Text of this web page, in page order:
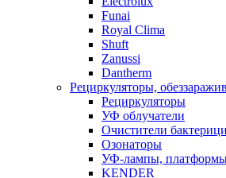
Funai
Royal Clima
Shuft
Zanussi
Dantherm
Рециркуляторы,
Рециркуляторы
УФ облучатели
Очистители
Озонаторы
УФ-лампы,
KENDER